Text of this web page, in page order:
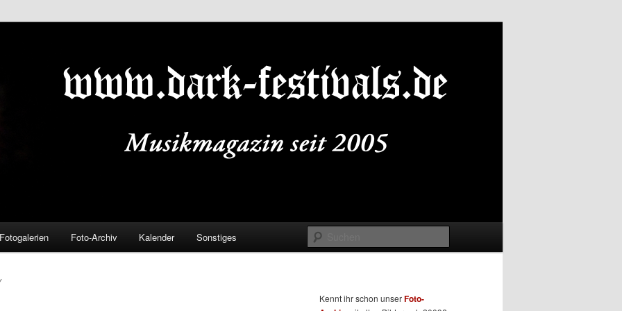
Fotogalerien Foto-Archiv Kalender Sonstiges
Kennt ihr schon unserFoto-